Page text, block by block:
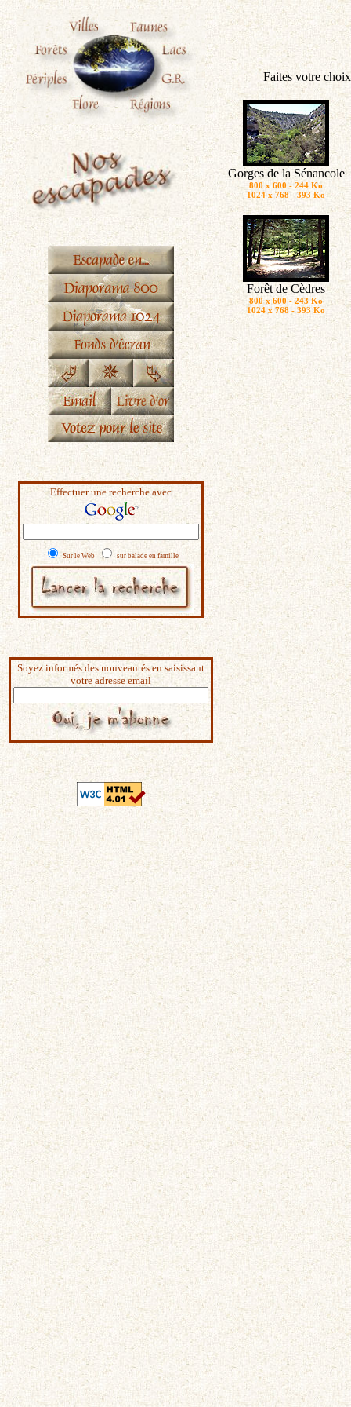
Effectuer une recherche avec
Sur le Web sur balade en famille
Soyez informés des nouveautés en saisissant
votre adresse email
Faites votre
Gorges de la Sénancole
800 x 600 - 244 Ko
1024 x 768 - 393 Ko
Forêt de Cèdres
800 x 600 - 243 Ko
1024 x 768 - 393 Ko